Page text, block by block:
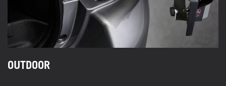
OUTDOOR